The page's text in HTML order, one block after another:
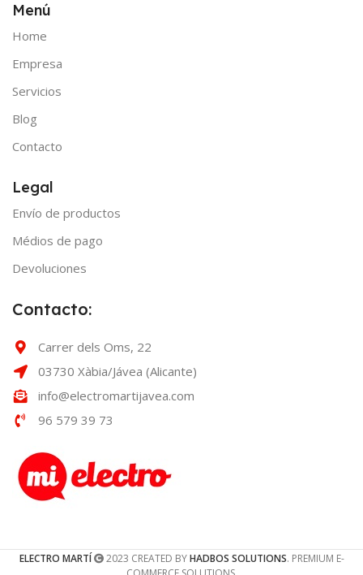
Menú
Home
Empresa
Servicios
Blog
Contacto
Legal
Envío de productos
Médios de pago
Devoluciones
Contacto:
Carrer dels Oms, 22
03730 Xàbia/Jávea (Alicante)
info@electromartijavea.com
96 579 39 73
ELECTRO MARTÍ 2023 CREATED BYHADBOS SOLUTIONS. PREMIUM E-